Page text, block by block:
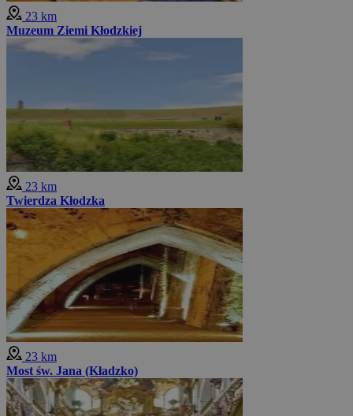
23 km
Muzeum Ziemi Kłodzkiej
23 km
Twierdza Kłodzka
23 km
Most św. Jana (Kładzko)